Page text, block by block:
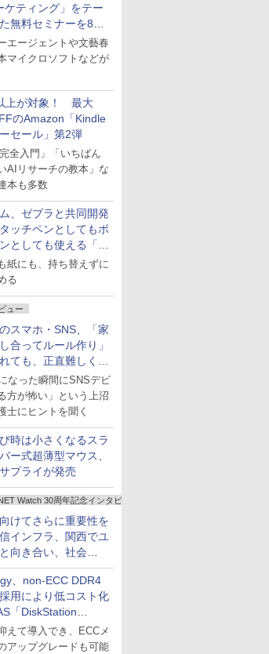
ケティング」をテー
無料セミナーを8月
ンライン開催
エージェントや文藝春
マイクロソフトなどが
上が対象！ 最大
のAmazon「Kindle
セール」第2弾
完全入門」「いちばん
AIリサーチの教本」な
本も多数
、ゼブラと共同開発
ッチペンとしてもボ
としても使える「ス
ツーウェイ」発売
紙にも、持ち替えずに
る
ュー
スマホ・SNS、「家
合ってルール作り」
ても、正直難しくな
？なった瞬間にSNSデビ
方が怖い」という上沼
士にヒントを聞く
時は小さくなるスラ
ー式超薄型マウス、
プライが発売
Watch 30周年記念インタビュー
けてさらに重要性を
インフラ、関西でユ
向き合い、社会
らしい”を起動し続け
テージ
、non-ECC DDR4
用により低コスト化
「DiskStation
リーズ
えて導入でき、ECCメ
アップグレードも可能